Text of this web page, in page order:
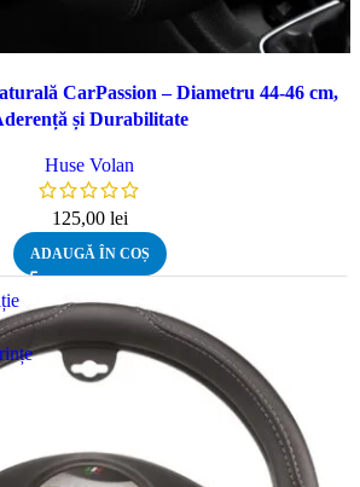
CarPassion – Diametru 44-46 cm,
și Durabilitate
Huse Volan
125,00 lei
ADAUGĂ ÎN COȘ